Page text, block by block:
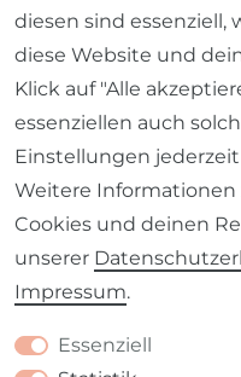
WUNSCHLÄNGE
ALLGEMEINE FRAGEN
PFLEGE- &
SCHÖNER LEBEN.
STOFF-LEXIKON
GARDINENRATGEBER
diesen sind essenziell,
diese Website und
Klick auf "Alle
essenziellen auch
Einstellungen
Weitere
Cookies und deinen
unserer
Impressum.
Essenziell